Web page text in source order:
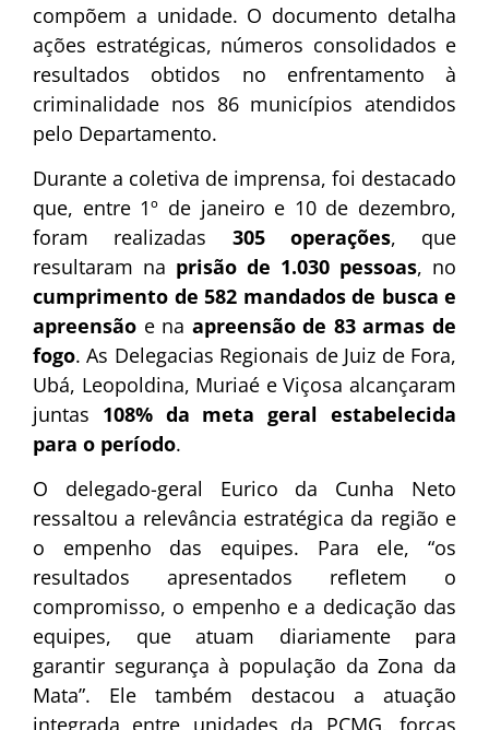
compõem a unidade. O documento detalha
ações estratégicas, números consolidados e
resultados obtidos no enfrentamento à
criminalidade nos 86 municípios atendidos
pelo Departamento.
Durante a coletiva de imprensa, foi destacado
que, entre 1º de janeiro e 10 de dezembro,
foram realizadas 305 operações, que
resultaram na prisão de 1.030 pessoas, no
cumprimento de 582 mandados de busca e
apreensão e na apreensão de 83 armas de
fogo. As Delegacias Regionais de Juiz de Fora,
Ubá, Leopoldina, Muriaé e Viçosa alcançaram
juntas 108% da meta geral estabelecida
para o período.
O delegado-geral Eurico da Cunha Neto
ressaltou a relevância estratégica da região e
o empenho das equipes. Para ele, “os
resultados apresentados refletem o
compromisso, o empenho e a dedicação das
equipes, que atuam diariamente para
garantir segurança à população da Zona da
Mata”. Ele também destacou a atuação